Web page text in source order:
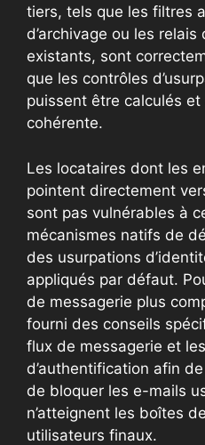
tiers, tels que les filtres
d’archivage ou les
existants, sont
que les contrôles
puissent être calculés
cohérente.
Les locataires dont les
pointent directement
sont pas vulnérables à
mécanismes natifs de
des usurpations
appliqués par défaut.
de messagerie plus
fourni des conseils
flux de messagerie et
d’authentification afin
de bloquer les e-mails
n’atteignent les boîtes
utilisateurs finaux.